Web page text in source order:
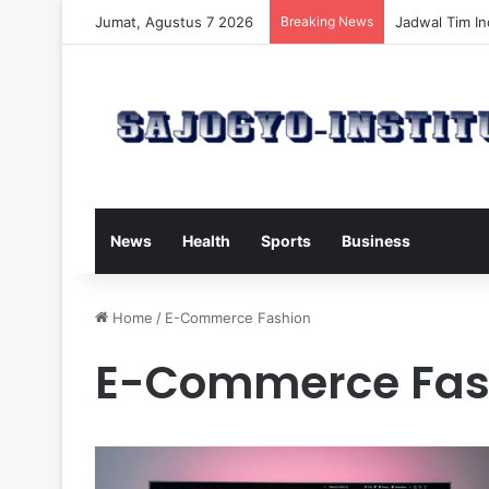
Jumat, Agustus 7 2026 Breaking News Ancol
News Health Sports Business
Home / E-Commerce Fashion
E-Commerce